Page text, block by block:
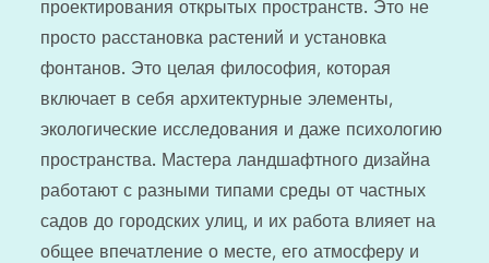
проектирования открытых пространств. Это не
просто расстановка растений и установка
фонтанов. Это целая философия, которая
включает в себя архитектурные элементы,
экологические исследования и даже психологию
пространства. Мастера ландшафтного дизайна
работают с разными типами среды от частных
садов до городских улиц, и их работа влияет на
общее впечатление о месте, его атмосферу и